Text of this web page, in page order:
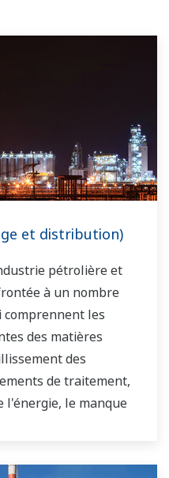
et distribution)
pétrolière et
à un nombre
comprennent les
des matières
des
de traitement,
l'énergie, le manque
constante évolution